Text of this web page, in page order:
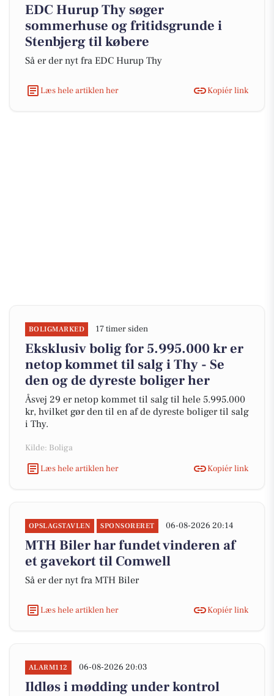
EDC Hurup Thy søger
sommerhuse og fritidsgrunde i
Stenbjerg til købere
Så er der nyt fra EDC Hurup Thy
Læs hele artiklen her Kopiér link
BOLIGMARKED 17 timer siden
Eksklusiv bolig for 5.995.000 kr er
netop kommet til salg i Thy - Se
den og de dyreste boliger her
Åsvej 29 er netop kommet til salg til hele 5.995.000
kr, hvilket gør den til en af de dyreste boliger til salg
i Thy.
Kilde: Boliga
Læs hele artiklen her
Kopiér link
OPSLAGSTAVLEN SPONSORERET 06-08-2026 20:14
MTH Biler har fundet vinderen af
et gavekort til Comwell
Så er der nyt fra MTH Biler
Læs hele artiklen her Kopiér link
ALARM112 06-08-2026 20:03
Ildløs i mødding under kontrol